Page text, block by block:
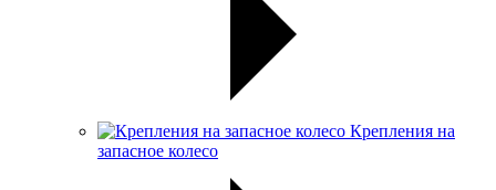
Крепления на
запасное колесо